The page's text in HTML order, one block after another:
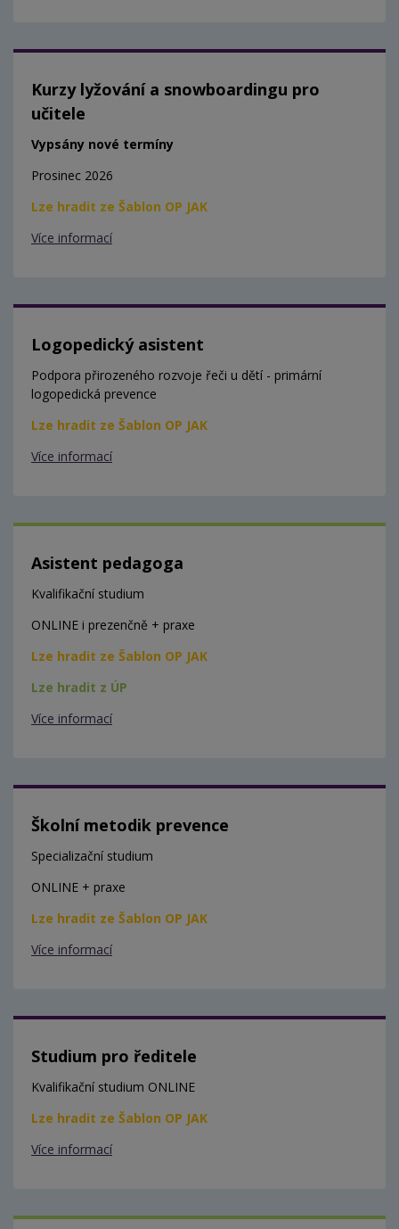
Kurzy lyžování a snowboardingu pro
učitele
Vypsány nové termíny
Prosinec 2026
Lze hradit ze Šablon OP JAK
Více informací
Logopedický asistent
Podpora přirozeného rozvoje řeči u dětí - primární
logopedická prevence
Lze hradit ze Šablon OP JAK
Více informací
Asistent pedagoga
Kvalifikační studium
ONLINE i prezenčně + praxe
Lze hradit ze Šablon OP JAK
Lze hradit z ÚP
Více informací
Školní metodik prevence
Specializační studium
ONLINE + praxe
Lze hradit ze Šablon OP JAK
Více informací
Studium pro ředitele
Kvalifikační studium ONLINE
Lze hradit ze Šablon OP JAK
Více informací